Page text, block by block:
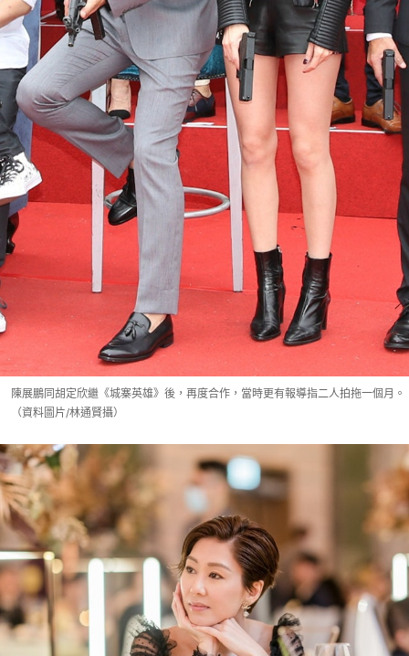
陳展鵬同胡定欣繼《城寨英雄》後，再度合作，當時更有報導指二人拍拖一個月。
（資料圖片/林通賢攝）